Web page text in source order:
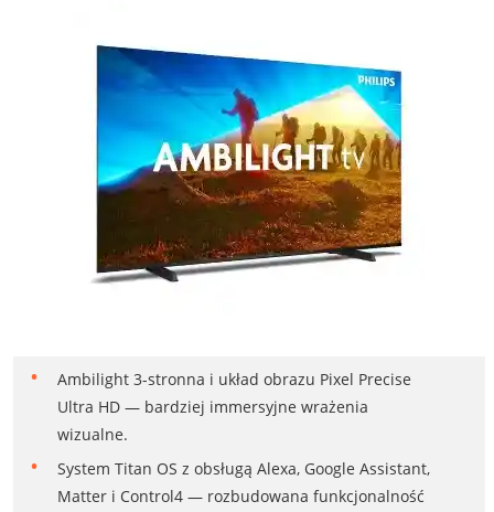
Ambilight 3-stronna i układ obrazu Pixel Precise
Ultra HD — bardziej immersyjne wrażenia
wizualne.
System Titan OS z obsługą Alexa, Google Assistant,
Matter i Control4 — rozbudowana funkcjonalność